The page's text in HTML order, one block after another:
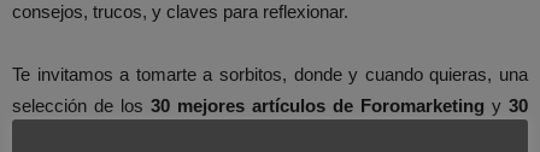
consejos, trucos, y claves para reflexionar.
Te invitamos a tomarte a sorbitos, donde y cuando quieras, una
selección de los 30 mejores artículos de Foromarketing y 30